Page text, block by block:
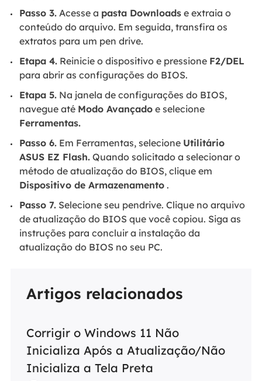
Passo 3.Acesse a pasta Downloadse extraia o
conteúdo do arquivo. Em seguida, transfira os
extratos para um pen drive.
Etapa 4.Reinicie o dispositivo e pressione F2/DEL
para abrir as configurações do BIOS.
Etapa 5.Na janela de configurações do BIOS,
navegue até Modo Avançadoe selecione
Ferramentas.
Passo 6.Em Ferramentas, selecione Utilitário
ASUS EZ Flash.Quando solicitado a selecionar o
método de atualização do BIOS, clique em
Dispositivo de Armazenamento.
Passo 7.Selecione seu pendrive. Clique no arquivo
de atualização do BIOS que você copiou. Siga as
instruções para concluir a instalação da
atualização do BIOS no seu PC.
Artigos relacionados
Corrigir o Windows 11 Não
Inicializa Após a Atualização/Não
Inicializa a Tela Preta